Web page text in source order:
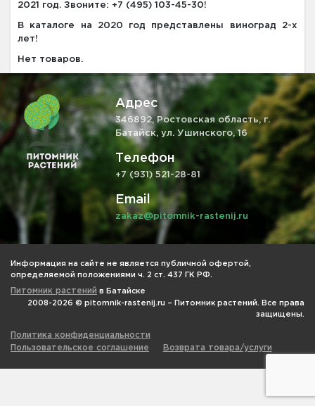
2021 год. Звоните: +7 (495) 103-45-30!
В каталоге на 2020 год представлены виноград 2-х
лет!
Нет товаров.
Адрес
346892, Ростовская область, г.
Батайск, ул. Ушинского, 16
Телефон
+7 (931) 521-28-81
Email
zakaz@pitomnik-rastenij.ru
Информация на сайте не является публичной офертой,
определяемой положениями ч. 2 ст. 437 ГК РФ.
Питомник растений в Батайске
2008-2026 © pitomnik-rastenij.ru – Питомник растений. Все права
защищены.
Политика конфиденциальности
Пользовательское соглашение
Возврата товара/услуги